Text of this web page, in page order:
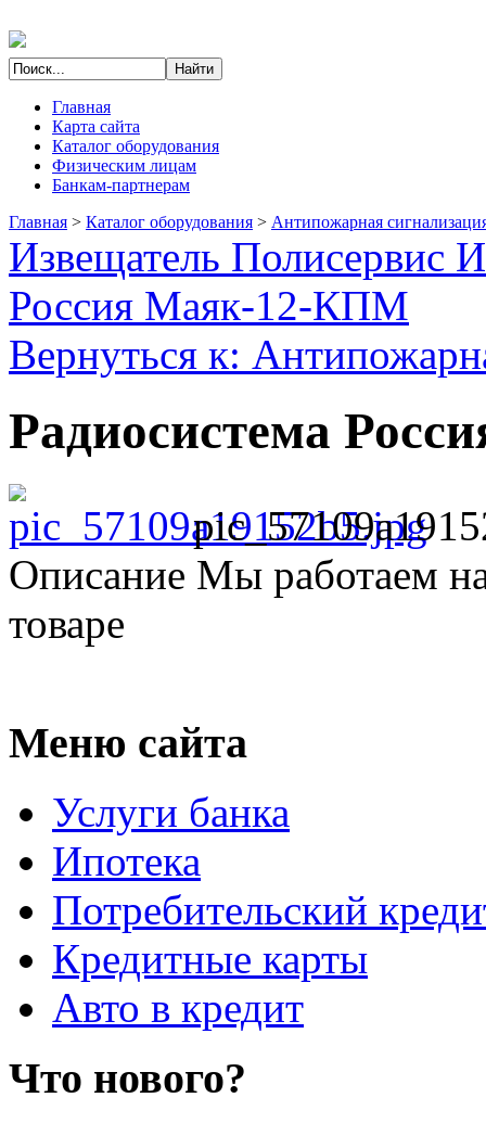
Главная
Карта сайта
Каталог оборудования
Физическим лицам
Банкам-партнерам
Главная > Каталог оборудования > Антипожарная
Извещатель
Россия Маяк-12-КПМ
Вернуться к:
Радиосистема
Описание Мы работаем
товаре
Меню сайта
Услуги банка
Ипотека
Потребительский
Кредитные карты
Авто в кредит
Что нового?